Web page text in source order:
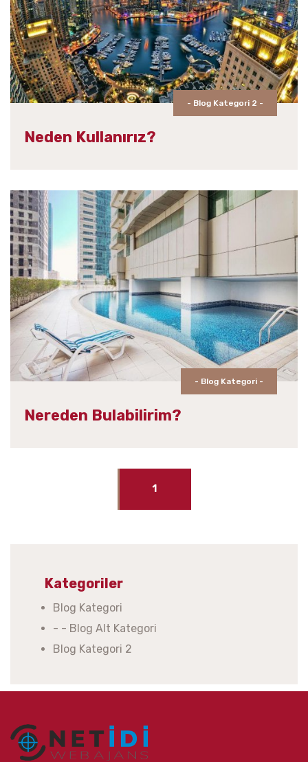
- Blog Kategori 2 -
Neden Kullanırız?
- Blog Kategori -
Nereden Bulabilirim?
1
Kategoriler
Blog Kategori
- - Blog Alt Kategori
Blog Kategori 2